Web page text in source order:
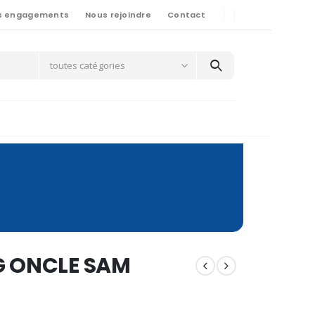
engagements Nous rejoindre Contact
toutes catégories
SAM